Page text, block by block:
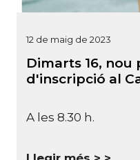
12 de maig de 2023
Dimarts 16,
d'inscripció al
A les 8.30 h.